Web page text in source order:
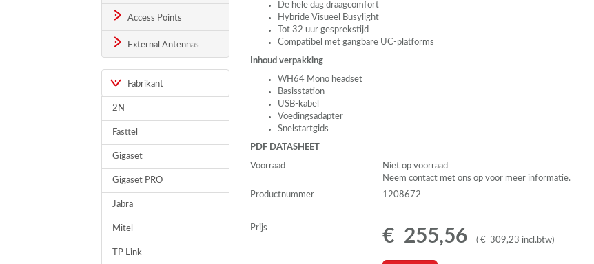
Access Points
External Antennas
Fabrikant
2N
Fasttel
Gigaset
Gigaset PRO
Jabra
Mitel
TP Link
De hele dag draagcomfort
Hybride Visueel Busylight
Tot 32 uur gesprekstijd
Compatibel met gangbare UC-platforms
Inhoud verpakking
WH64 Mono headset
Basisstation
USB-kabel
Voedingsadapter
Snelstartgids
PDF DATASHEET
Voorraad
Niet op voorraad
Neem contact met ons op voor meer informatie.
Productnummer
1208672
Prijs € 255,56 ( € 309,23 incl.btw)